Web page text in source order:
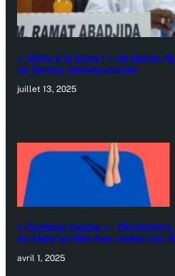
« Aïcha à la barre ! » de Ramat
où l’amour devient procès
juillet 13, 2025
« Careless People » :
de Meta en tête des ventes aux
avril 1, 2025